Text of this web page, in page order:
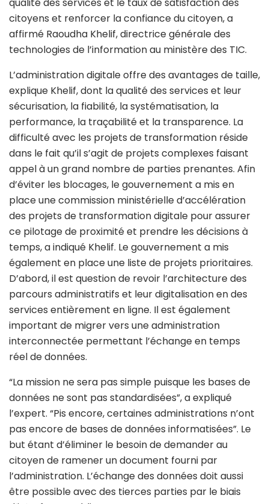
citoyens et renforcer la confiance du citoyen, a
affirmé Raoudha Khelif, directrice générale des
technologies de l’information au ministère des TIC.
L’administration digitale offre des avantages de taille,
explique Khelif, dont la qualité des services et leur
sécurisation, la fiabilité, la systématisation, la
performance, la traçabilité et la transparence. La
difficulté avec les projets de transformation réside
dans le fait qu’il s’agit de projets complexes faisant
appel à un grand nombre de parties prenantes. Afin
d’éviter les blocages, le gouvernement a mis en
place une commission ministérielle d’accélération
des projets de transformation digitale pour assurer
ce pilotage de proximité et prendre les décisions à
temps, a indiqué Khelif. Le gouvernement a mis
également en place une liste de projets prioritaires.
D’abord, il est question de revoir l’architecture des
parcours administratifs et leur digitalisation en des
services entièrement en ligne. Il est également
important de migrer vers une administration
interconnectée permettant l’échange en temps
réel de données.
“La mission ne sera pas simple puisque les bases de
données ne sont pas standardisées”, a expliqué
l’expert. “Pis encore, certaines administrations n’ont
pas encore de bases de données informatisées”. Le
but étant d’éliminer le besoin de demander au
citoyen de ramener un document fourni par
l’administration. L’échange des données doit aussi
être possible avec des tierces parties par le biais